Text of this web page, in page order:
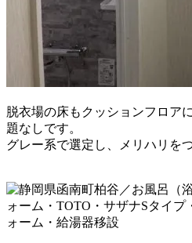
脱衣場の床もクッションフロア
題なしです。
グレー系で選定し、メリハリを